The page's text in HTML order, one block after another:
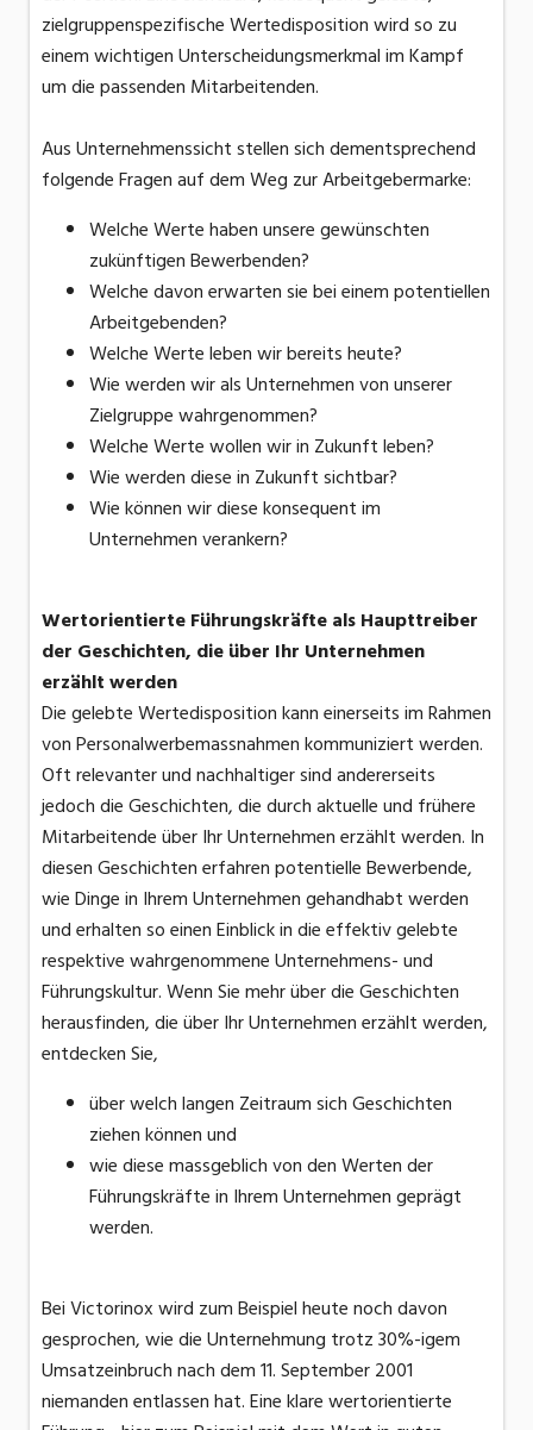
zielgruppenspezifische Wertedisposition wird so zu
einem wichtigen Unterscheidungsmerkmal im Kampf
um die passenden Mitarbeitenden.
Aus Unternehmenssicht stellen sich dementsprechend
folgende Fragen auf dem Weg zur Arbeitgebermarke:
Welche Werte haben unsere gewünschten
zukünftigen Bewerbenden?
Welche davon erwarten sie bei einem potentiellen
Arbeitgebenden?
Welche Werte leben wir bereits heute?
Wie werden wir als Unternehmen von unserer
Zielgruppe wahrgenommen?
Welche Werte wollen wir in Zukunft leben?
Wie werden diese in Zukunft sichtbar?
Wie können wir diese konsequent im
Unternehmen verankern?
Wertorientierte Führungskräfte als Haupttreiber
der Geschichten, die über Ihr Unternehmen
erzählt werden
Die gelebte Wertedisposition kann einerseits im Rahmen
von Personalwerbemassnahmen kommuniziert werden.
Oft relevanter und nachhaltiger sind andererseits
jedoch die Geschichten, die durch aktuelle und frühere
Mitarbeitende über Ihr Unternehmen erzählt werden. In
diesen Geschichten erfahren potentielle Bewerbende,
wie Dinge in Ihrem Unternehmen gehandhabt werden
und erhalten so einen Einblick in die effektiv gelebte
respektive wahrgenommene Unternehmens- und
Führungskultur. Wenn Sie mehr über die Geschichten
herausfinden, die über Ihr Unternehmen erzählt werden,
entdecken Sie,
über welch langen Zeitraum sich Geschichten
ziehen können und
wie diese massgeblich von den Werten der
Führungskräfte in Ihrem Unternehmen geprägt
werden.
Bei Victorinox wird zum Beispiel heute noch davon
gesprochen, wie die Unternehmung trotz 30%-igem
Umsatzeinbruch nach dem 11. September 2001
niemanden entlassen hat. Eine klare wertorientierte